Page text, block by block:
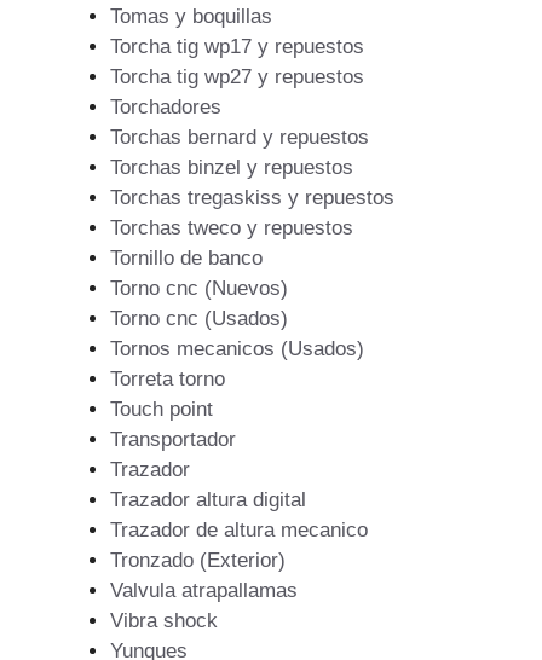
Tomas y boquillas
Torcha tig wp17 y repuestos
Torcha tig wp27 y repuestos
Torchadores
Torchas bernard y repuestos
Torchas binzel y repuestos
Torchas tregaskiss y repuestos
Torchas tweco y repuestos
Tornillo de banco
Torno cnc (Nuevos)
Torno cnc (Usados)
Tornos mecanicos (Usados)
Torreta torno
Touch point
Transportador
Trazador
Trazador altura digital
Trazador de altura mecanico
Tronzado (Exterior)
Valvula atrapallamas
Vibra shock
Yunques